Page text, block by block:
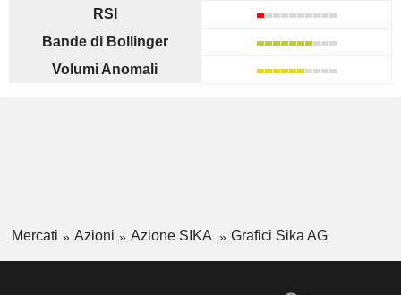
RSI
Bande di Bollinger
Volumi Anomali
Mercati Azioni Azione SIKA Grafici Sika AG